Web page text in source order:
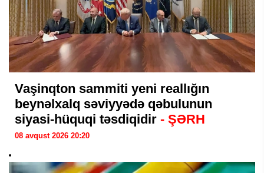
Vaşinqton sammiti yeni reallığın
beynəlxalq səviyyədə qəbulunun
siyasi-hüquqi təsdiqidir - ŞƏRH
08 avqust 2026 20:20